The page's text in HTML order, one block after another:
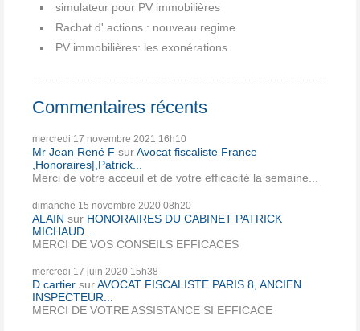
simulateur pour PV immobilières
Rachat d' actions : nouveau regime
PV immobilières: les exonérations
Commentaires récents
mercredi 17 novembre 2021 16h10
Mr Jean René F surAvocat fiscaliste France
,Honoraires|,Patrick...
Merci de votre acceuil et de votre efficacité la semaine...
dimanche 15 novembre 2020 08h20
ALAIN sur HONORAIRES DU CABINET PATRICK
MICHAUD...
MERCI DE VOS CONSEILS EFFICACES
mercredi 17 juin 2020 15h38
D cartier surAVOCAT FISCALISTE PARIS 8, ANCIEN
INSPECTEUR...
MERCI DE VOTRE ASSISTANCE SI EFFICACE